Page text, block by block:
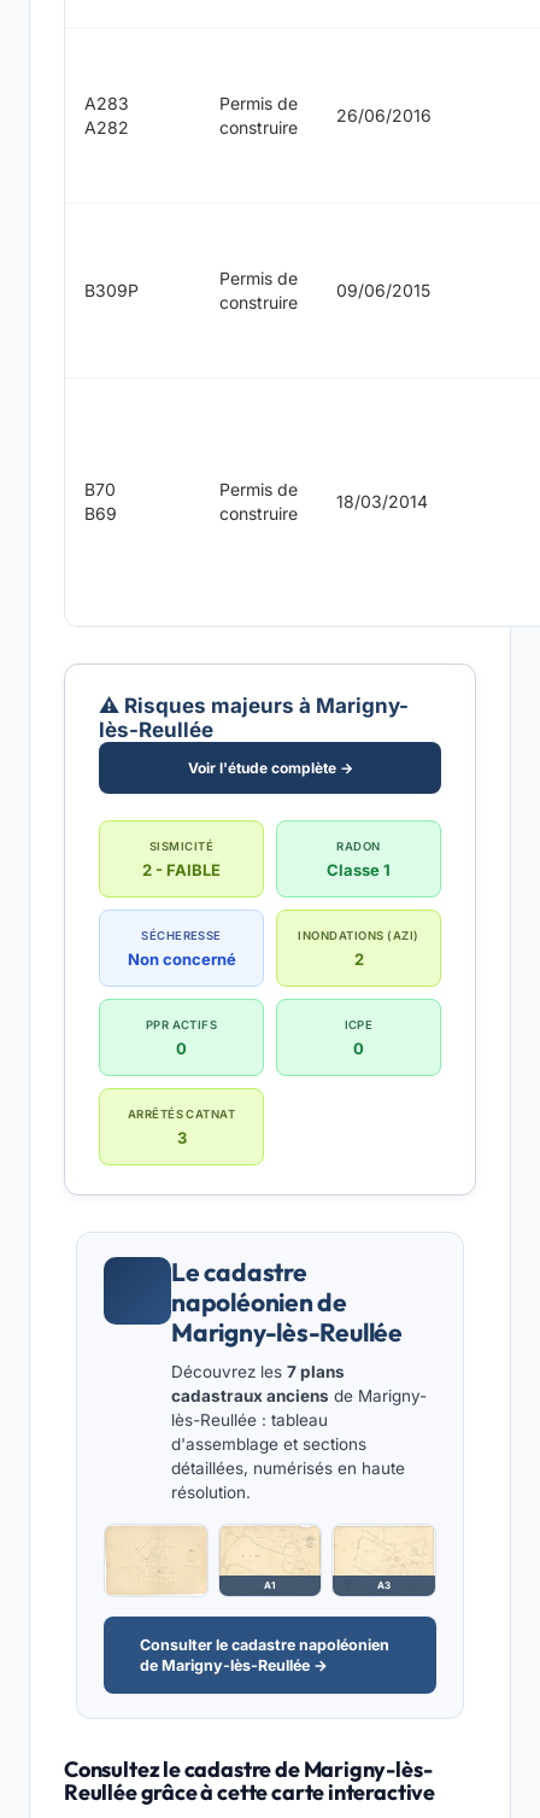
A283
A282
Permis de
construire
26/06/2016
B309P
Permis de
construire
09/06/2015
B70
B69
Permis de
construire
18/03/2014
⚠️ Risques majeurs à Marigny-
lès-Reullée
Voir l'étude complète →
SISMICITÉ
2 - FAIBLE
RADON
Classe 1
SÉCHERESSE
Non concerné
INONDATIONS (AZI)
2
PPR ACTIFS
0
ICPE
0
ARRÊTÉS CATNAT
3
Le cadastre
napoléonien de
Marigny-lès-Reullée
Découvrez les 7 plans
cadastraux anciens de Marigny-
lès-Reullée : tableau
d'assemblage et sections
détaillées, numérisés en haute
résolution.
A1 A3
Consulter le cadastre napoléonien
de Marigny-lès-Reullée →
Consultez le cadastre de Marigny-lès-
Reullée grâce à cette carte interactive